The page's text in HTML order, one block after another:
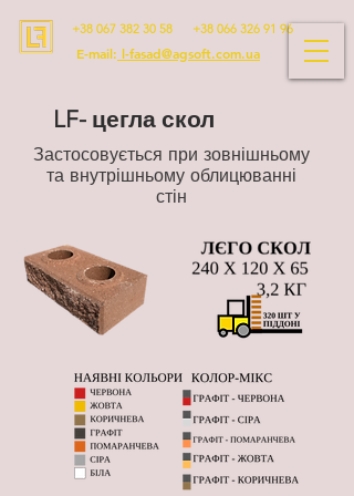
+38 067 382 30 58 +38 066 326 91 96
E-mail: l-fasad@agsoft.com.ua
LF- цегла скол
Застосовується при зовнішньому
та внутрішньому облицюванні
стін